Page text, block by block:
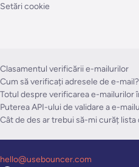
Setări cookie
Clasamentul verificării e-mailurilor
Cum să verificați adresele de e-mail?
Totul despre verificarea e-mailurilor
Puterea API-ului de validare a e-
Cât de des ar trebui să-mi curăț lista
hello@usebouncer.com